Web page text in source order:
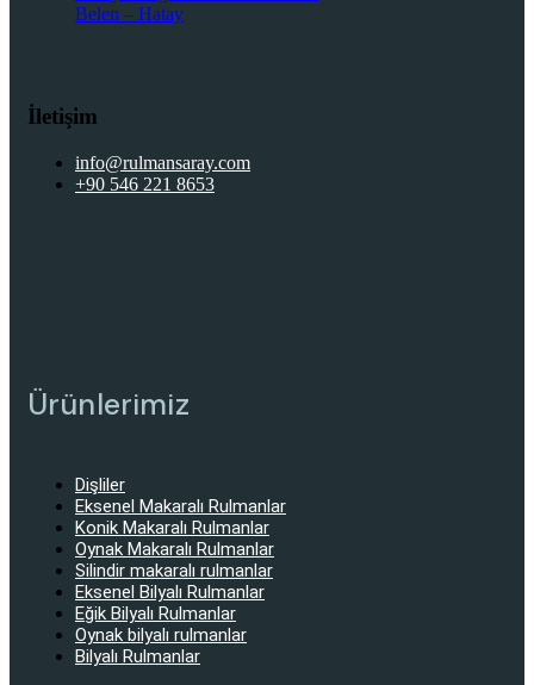
Belen – Hatay
İletişim
info@rulmansaray.com
+90 546 221 8653
Ürünlerimiz
Dişliler
Eksenel Makaralı Rulmanlar
Konik Makaralı Rulmanlar
Oynak Makaralı Rulmanlar
Silindir makaralı rulmanlar
Eksenel Bilyalı Rulmanlar
Eğik Bilyalı Rulmanlar
Oynak bilyalı rulmanlar
Bilyalı Rulmanlar